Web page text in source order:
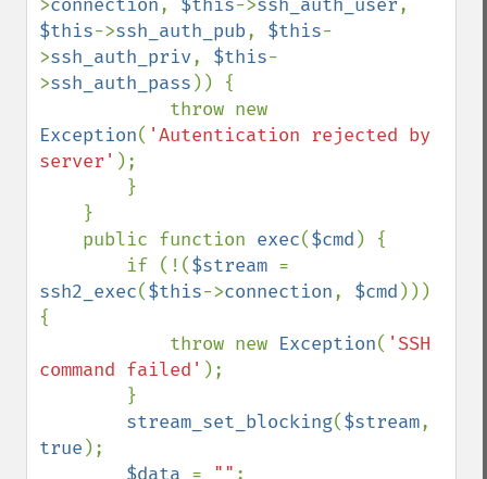
>connection, $this->ssh_auth_user
$this->ssh_auth_pub, $this-
>ssh_auth_priv, $this-
>ssh_auth_pass )) {
Exception( 'Autentication rejected by
server' );
    public function
exec($cmd ) {
        if (!(
$stream
ssh2_exec($this->connection, $cmd )))
{
            throw new
Exception( 'SSH
command failed' );
stream_set_blocking($stream
true );
$data = "" ;